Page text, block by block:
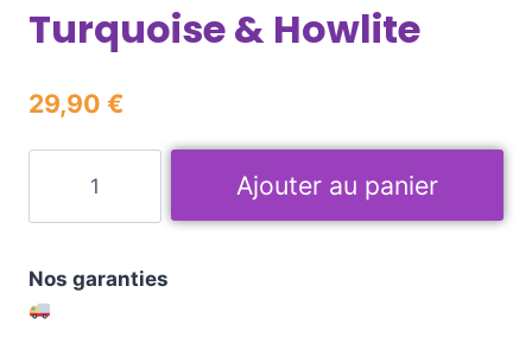
Turquoise & Howlite
29,90 €
Ajouter au panier
Nos garanties